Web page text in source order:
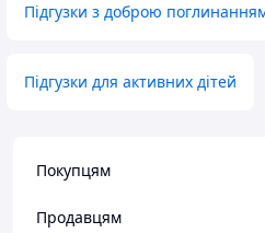
Підгузки з доброю
Підгузки для активних дітей
Покупцям
Продавцям